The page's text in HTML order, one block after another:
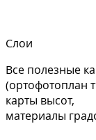
Слои
Все полезные
(ортофотоплан
карты высот,
материалы